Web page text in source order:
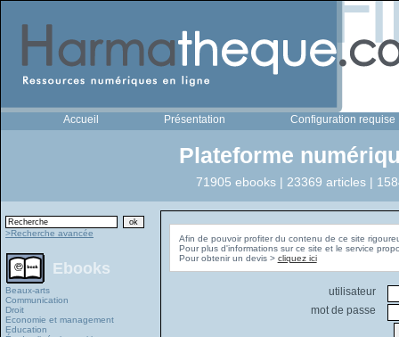
Accueil Présentation Configuration requise
Plateforme
71905 ebooks | 23369 articles |
>Recherche avancée
Ebooks
Beaux-arts
Communication
Droit
Economie et management
Education
Afin de pouvoir profiter du contenu de ce site
Pour plus d'informations sur ce site et le service
Pour obtenir un devis > cliquez ici
utilisateur
mot de passe